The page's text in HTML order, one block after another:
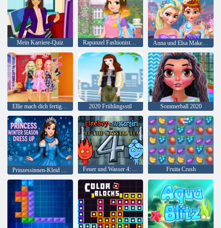
Mein Karriere-Quiz Rapunzel Fashionista auf dem Sprung Anna und Elsa Makeover
Ellie mach dich fertig mit mir 2 2020 Frühlingsstil Sommerball 2020
Feuer und Wasser 4: Kristalltempel Fruita Crush